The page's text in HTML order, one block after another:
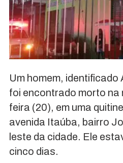
Um homem,
foi encontrado morto
feira (20), em uma
avenida Itaúba, bairro
leste da cidade. Ele
cinco dias.